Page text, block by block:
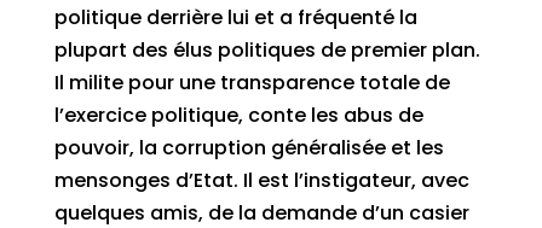
politique derrière lui et a fréquenté la
plupart des élus politiques de premier plan.
Il milite pour une transparence totale de
l’exercice politique, conte les abus de
pouvoir, la corruption généralisée et les
mensonges d’Etat. Il est l’instigateur, avec
quelques amis, de la demande d’un casier